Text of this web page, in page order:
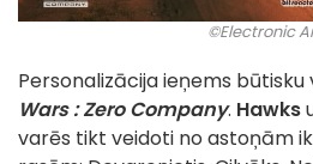
©Electronic
Personalizācija ieņems
Wars : Zero Company. Hawks
varēs tikt veidoti no astoņām